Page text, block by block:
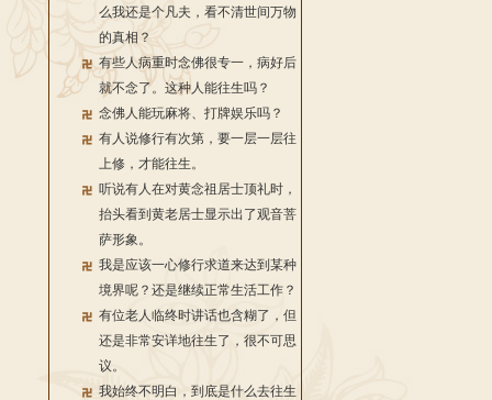
么我还是个凡夫，看不清世间万物
的真相？
有些人病重时念佛很专一，病好后
就不念了。这种人能往生吗？
念佛人能玩麻将、打牌娱乐吗？
有人说修行有次第，要一层一层往
上修，才能往生。
听说有人在对黄念祖居士顶礼时，
抬头看到黄老居士显示出了观音菩
萨形象。
我是应该一心修行求道来达到某种
境界呢？还是继续正常生活工作？
有位老人临终时讲话也含糊了，但
还是非常安详地往生了，很不可思
议。
我始终不明白，到底是什么去往生